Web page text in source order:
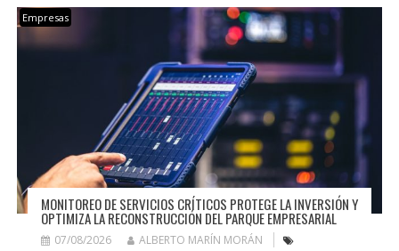
Empresas
MONITOREO DE SERVICIOS CRÍTICOS PROTEGE LA INVERSIÓN Y
OPTIMIZA LA RECONSTRUCCIÓN DEL PARQUE EMPRESARIAL
07/08/2026
ALBERTO MARÍN MORÁN